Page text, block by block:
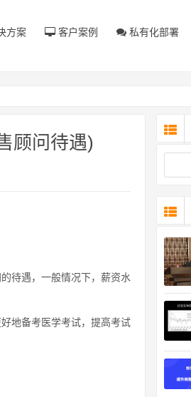
方案 客户案例 私有化部署
顾问待遇)
待遇，一般情况下，薪资水
地备考医学考试，提高考试